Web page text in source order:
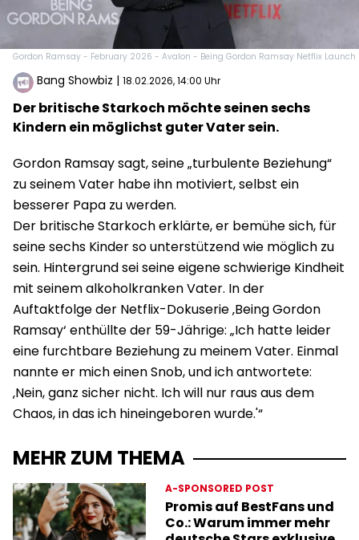
Gordon Ramsay - February 2026 - Avalon - Being Gordon Ramsay Netflix Launch
Bang Showbiz | 18.02.2026, 14:00 Uhr
Der britische Starkoch möchte seinen sechs
Kindern ein möglichst guter Vater sein.
Gordon Ramsay sagt, seine „turbulente Beziehung“
zu seinem Vater habe ihn motiviert, selbst ein
besserer Papa zu werden.
Der britische Starkoch erklärte, er bemühe sich, für
seine sechs Kinder so unterstützend wie möglich zu
sein. Hintergrund sei seine eigene schwierige Kindheit
mit seinem alkoholkranken Vater. In der
Auftaktfolge der Netflix-Dokuserie ‚Being Gordon
Ramsay‘ enthüllte der 59-Jährige: „Ich hatte leider
eine furchtbare Beziehung zu meinem Vater. Einmal
nannte er mich einen Snob, und ich antwortete:
‚Nein, ganz sicher nicht. Ich will nur raus aus dem
Chaos, in das ich hineingeboren wurde.'“
MEHR ZUM THEMA
A-SPONSORED POST
Promis auf BestFans und
Co.: Warum immer mehr